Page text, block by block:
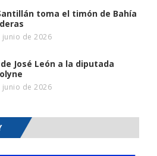
toma el timón de Bahía
junio de 2026
José León a la diputada
junio de 2026